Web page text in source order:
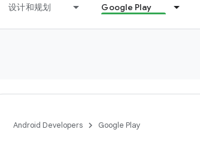
设计和规划 Google Play
Android Developers Google Play